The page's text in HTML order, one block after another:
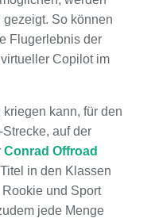
So können
Flugerlebnis der
Copilot im
kann, für den
auf der
Conrad Offroad
in den Klassen
und Sport
jede Menge